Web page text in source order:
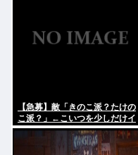
【急募】敵「きのこ派？たけの
こ派？」←こいつを少しだけイ
ラつかせる回答